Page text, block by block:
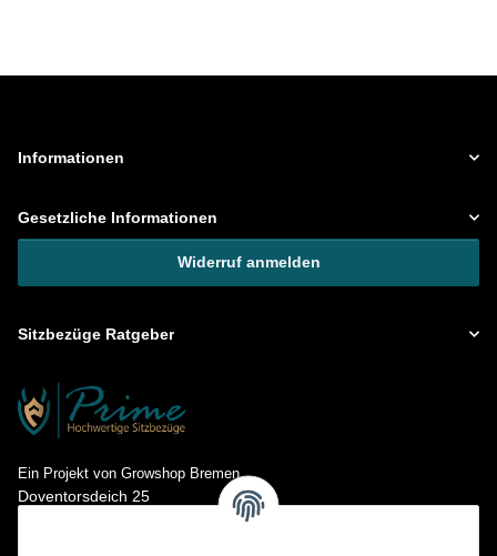
Informationen
Gesetzliche Informationen
Widerruf anmelden
Sitzbezüge Ratgeber
Ein Projekt von Growshop Bremen
Doventorsdeich 25